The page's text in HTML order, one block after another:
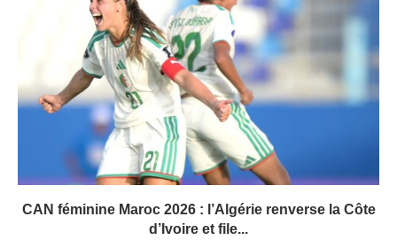
CAN féminine Maroc 2026 : l’Algérie renverse la Côte
d’Ivoire et file...